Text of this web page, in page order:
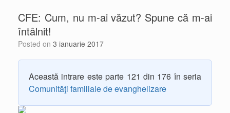
CFE: Cum, nu m-ai văzut? Spune că m-ai
întâlnit!
Posted on 3 ianuarie 2017
Această intrare este parte 121 din 176 în seria
Comunităţi familiale de evanghelizare